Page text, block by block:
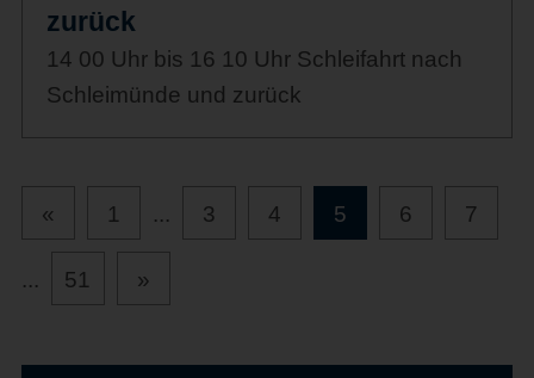
zurück
14 00 Uhr bis 16 10 Uhr Schleifahrt nach
Schleimünde und zurück
« 1 ... 3 4 5 6 7
... 51 »